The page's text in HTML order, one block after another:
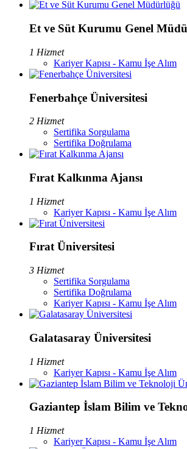
Et ve Süt Kurumu Genel
1 Hizmet
Kariyer Kapısı - Kamu İşe Alım
Fenerbahçe Üniversitesi
2 Hizmet
Sertifika Sorgulama
Sertifika Doğrulama
Fırat Kalkınma Ajansı
1 Hizmet
Kariyer Kapısı - Kamu İşe Alım
Fırat Üniversitesi
3 Hizmet
Sertifika Sorgulama
Sertifika Doğrulama
Kariyer Kapısı - Kamu İşe Alım
Galatasaray Üniversitesi
1 Hizmet
Kariyer Kapısı - Kamu İşe Alım
Gaziantep İslam Bilim ve
1 Hizmet
Kariyer Kapısı - Kamu İşe Alım